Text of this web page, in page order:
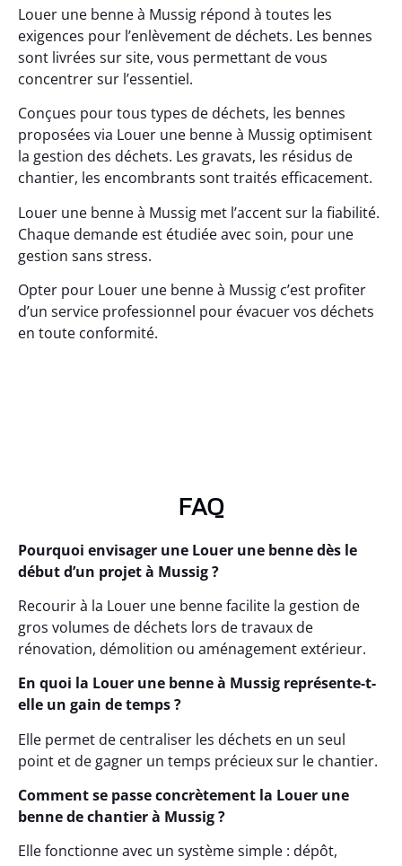
Louer une benne à Mussig répond à toutes les
exigences pour l’enlèvement de déchets. Les bennes
sont livrées sur site, vous permettant de vous
concentrer sur l’essentiel.
Conçues pour tous types de déchets, les bennes
proposées via Louer une benne à Mussig optimisent
la gestion des déchets. Les gravats, les résidus de
chantier, les encombrants sont traités efficacement.
Louer une benne à Mussig met l’accent sur la fiabilité.
Chaque demande est étudiée avec soin, pour une
gestion sans stress.
Opter pour Louer une benne à Mussig c’est profiter
d’un service professionnel pour évacuer vos déchets
en toute conformité.
FAQ
Pourquoi envisager une Louer une benne dès le
début d’un projet à Mussig ?
Recourir à la Louer une benne facilite la gestion de
gros volumes de déchets lors de travaux de
rénovation, démolition ou aménagement extérieur.
En quoi la Louer une benne à Mussig représente-t-
elle un gain de temps ?
Elle permet de centraliser les déchets en un seul
point et de gagner un temps précieux sur le chantier.
Comment se passe concrètement la Louer une
benne de chantier à Mussig ?
Elle fonctionne avec un système simple : dépôt,